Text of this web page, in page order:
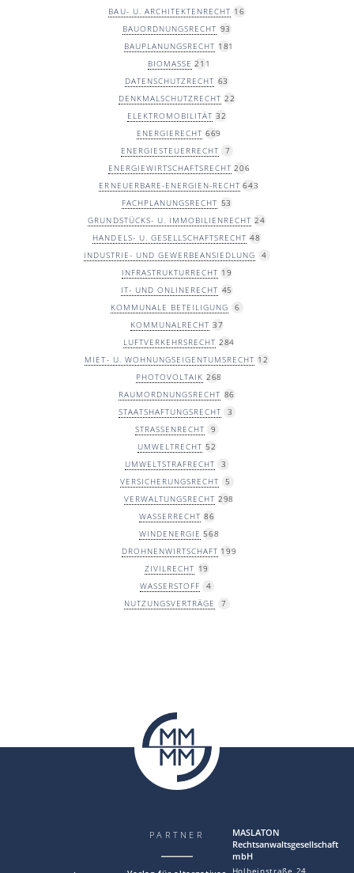
BAU- U. ARCHITEKTENRECHT 16
BAUORDNUNGSRECHT 93
BAUPLANUNGSRECHT 181
BIOMASSE 211
DATENSCHUTZRECHT 63
DENKMALSCHUTZRECHT 22
ELEKTROMOBILITÄT 32
ENERGIERECHT 669
ENERGIESTEUERRECHT
7
ENERGIEWIRTSCHAFTSRECHT 206
ERNEUERBARE-ENERGIEN-RECHT 643
FACHPLANUNGSRECHT 53
GRUNDSTÜCKS- U. IMMOBILIENRECHT 24
HANDELS- U. GESELLSCHAFTSRECHT 48
INDUSTRIE- UND GEWERBEANSIEDLUNG
4
INFRASTRUKTURRECHT 19
IT- UND ONLINERECHT 45
KOMMUNALE BETEILIGUNG
6
KOMMUNALRECHT 37
LUFTVERKEHRSRECHT 284
MIET- U. WOHNUNGSEIGENTUMSRECHT 12
PHOTOVOLTAIK 268
RAUMORDNUNGSRECHT 86
STAATSHAFTUNGSRECHT
3
STRASSENRECHT
9
UMWELTRECHT 52
UMWELTSTRAFRECHT
3
VERSICHERUNGSRECHT
5
VERWALTUNGSRECHT 298
WASSERRECHT 86
WINDENERGIE 568
DROHNENWIRTSCHAFT 199
ZIVILRECHT 19
WASSERSTOFF
4
NUTZUNGSVERTRÄGE
7
PARTNER
MAS LA TON
Rechtsanwaltsgesellschaft
mbH